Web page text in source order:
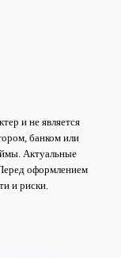
и не является
банком или
Актуальные
оформлением
и риски.